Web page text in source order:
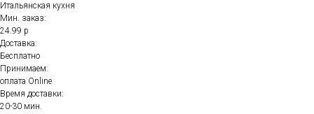
Итальянская кухня
Мин. заказ:
24.99 р
Доставка:
Бесплатно
Принимаем:
оплата Online
Время доставки:
20-30 мин.